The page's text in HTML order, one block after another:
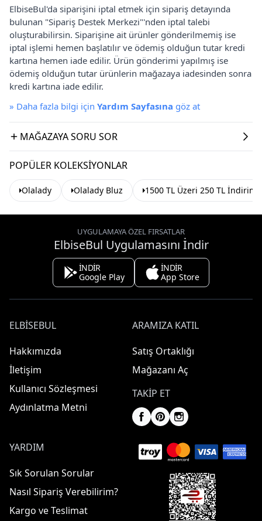
ElbiseBul'da siparişini iptal etmek için sipariş detayında
bulunan "Sipariş Destek Merkezi"'nden iptal talebi
oluşturabilirsin. Siparişine ait ürünler gönderilmemiş ise
iptal işlemi hemen başlatılır ve ödemiş olduğun tutar kredi
kartına hemen iade edilir. Ürün gönderimi yapılmış ise
ödemiş olduğun tutar ürünlerin mağazaya iadesinden sonra
kredi kartına iade edilir.
» Daha fazla bilgi için Yardım Sayfasına göz at
MAĞAZAYA SORU SOR
POPÜLER KOLEKSIYONLAR
Olalady Olalady Bluz 1500 TL Üzeri 250 TL İndirim
UYGULAMAYA ÖZEL FIRSATLAR
ElbiseBul Uygulamasını İndir
İNDİR
Google Play
İNDİR
App Store
ELBISEBUL
Hakkımızda
İletişim
Kullanıcı Sözleşmesi
Aydınlatma Metni
ARAMIZA KATIL
Satış Ortaklığı
Mağazanı Aç
TAKIP ET
YARDIM
Sık Sorulan Sorular
Nasıl Sipariş Verebilirim?
Kargo ve Teslimat